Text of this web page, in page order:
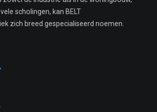
scholingen, kan BELT
zich breed gespecialiseerd noemen.